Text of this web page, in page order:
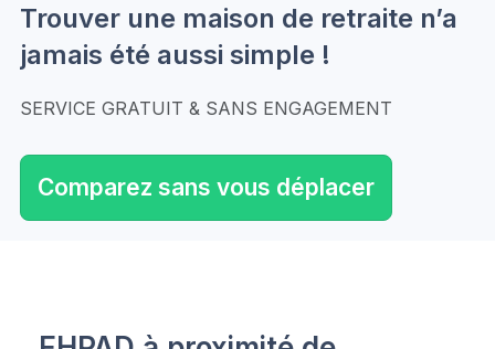
Trouver une maison de retraite n’a
jamais été aussi simple !
SERVICE GRATUIT & SANS ENGAGEMENT
Comparez sans vous déplacer